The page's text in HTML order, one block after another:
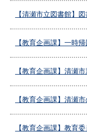
【清瀬市立図書館】
【教育企画課】一時
【教育企画課】清瀬
【教育企画課】清瀬
【教育企画課】教育